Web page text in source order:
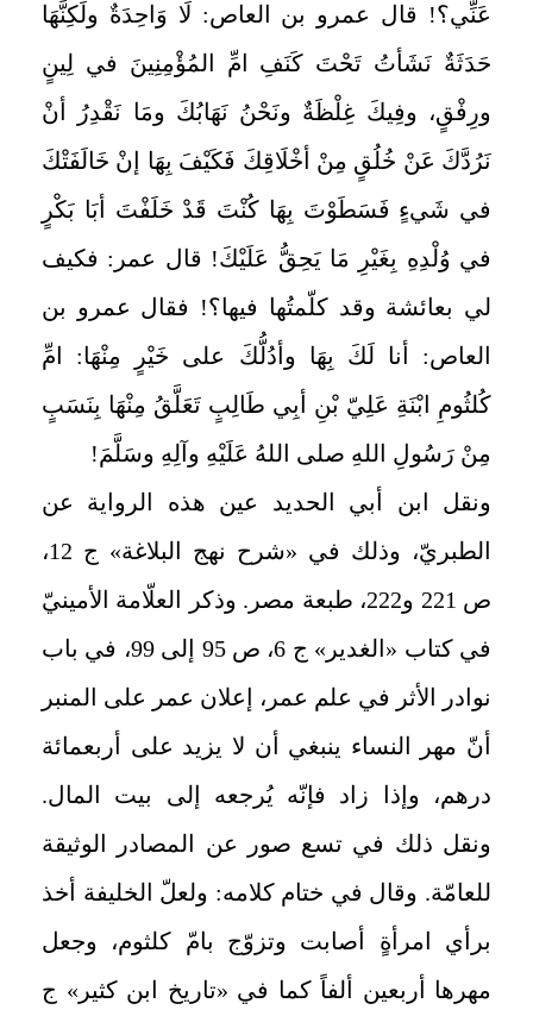
عَنِّي؟! قال عمرو بن العاص: لَا وَاحِدَةٌ ولَكِنَّهَا
حَدَثَةٌ نَشَأتُ تَحْتَ كَنَفِ امِّ المُؤْمِنِينَ في لِينٍ
ورِفْقٍ، وفِيكَ غِلْظَةٌ ونَحْنُ نَهَابُكَ ومَا نَقْدِرُ أنْ
نَرُدَّكَ عَنْ خُلُقٍ مِنْ أخْلَاقِكَ فَكَيْفَ بِهَا إنْ خَالَفَتْكَ
في شَي‏ءٍ فَسَطَوْتَ بِهَا كُنْتَ قَدْ خَلَفْتَ أبَا بَكْرٍ
في وُلْدِهِ بِغَيْرِ مَا يَحِقُّ عَلَيْكَ! قال عمر: فكيف
لي بعائشة وقد كلّمتُها فيها؟! فقال عمرو بن
العاص: أنا لَكَ بِهَا وأدُلُّكَ على خَيْرٍ مِنْهَا: امِّ
كُلثُومِ ابْنَةِ عَلِيّ بْنِ أبِي طَالِبٍ تَعَلَّقُ مِنْهَا بِنَسَبٍ
مِنْ رَسُولِ اللهِ صلى اللهُ عَلَيْهِ وآلِهِ وسَلَّمَ!
ونقل ابن أبي الحديد عين هذه الرواية عن
الطبريّ، وذلك في «شرح نهج البلاغة» ج 12،
ص 221 و222، طبعة مصر. وذكر العلّامة الأمينيّ
في كتاب «الغدير» ج 6، ص 95 إلى 99، في باب
نوادر الأثر في علم عمر، إعلان عمر على المنبر
أنّ مهر النساء ينبغي أن لا يزيد على أربعمائة
درهم، وإذا زاد فإنّه يُرجعه إلى بيت المال.
ونقل ذلك في تسع صور عن المصادر الوثيقة
للعامّة. وقال في ختام كلامه: ولعلّ الخليفة أخذ
برأي امرأةٍ أصابت وتزوّج بامّ كلثوم، وجعل
مهرها أربعين ألفاً كما في «تاريخ ابن كثير» ج